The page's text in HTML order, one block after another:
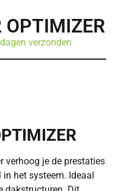
verzonden
verhoog je de prestaties
het systeem. Ideaal